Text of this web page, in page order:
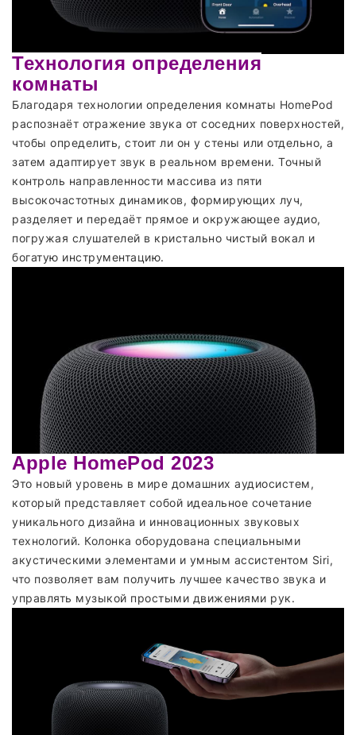
Технология определения
комнаты
Благодаря технологии определения комнаты HomePod
распознаёт отражение звука от соседних поверхностей,
чтобы определить, стоит ли он у стены или отдельно, а
затем адаптирует звук в реальном времени. Точный
контроль направленности массива из пяти
высокочастотных динамиков, формирующих луч,
разделяет и передаёт прямое и окружающее аудио,
погружая слушателей в кристально чистый вокал и
богатую инструментацию.
Apple HomePod 2023
Это новый уровень в мире домашних аудиосистем,
который представляет собой идеальное сочетание
уникального дизайна и инновационных звуковых
технологий. Колонка оборудована специальными
акустическими элементами и умным ассистентом Siri,
что позволяет вам получить лучшее качество звука и
управлять музыкой простыми движениями рук.